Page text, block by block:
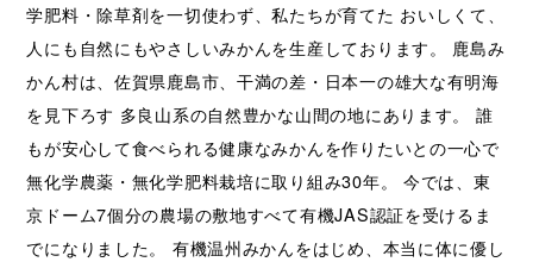
学肥料・除草剤を一切使わず、私たちが育てた おいしくて、
人にも自然にもやさしいみかんを生産しております。 鹿島み
かん村は、佐賀県鹿島市、干満の差・日本一の雄大な有明海
を見下ろす 多良山系の自然豊かな山間の地にあります。 誰
もが安心して食べられる健康なみかんを作りたいとの一心で
無化学農薬・無化学肥料栽培に取り組み30年。 今では、東
京ドーム7個分の農場の敷地すべて有機JAS認証を受けるま
でになりました。 有機温州みかんをはじめ、本当に体に優し